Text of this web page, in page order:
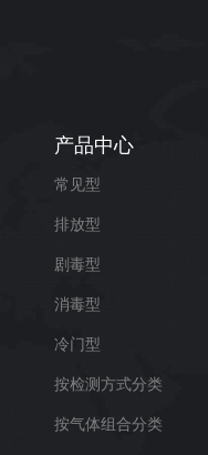
产品中心
常见型
排放型
剧毒型
消毒型
冷门型
按检测方式分类
按气体组合分类